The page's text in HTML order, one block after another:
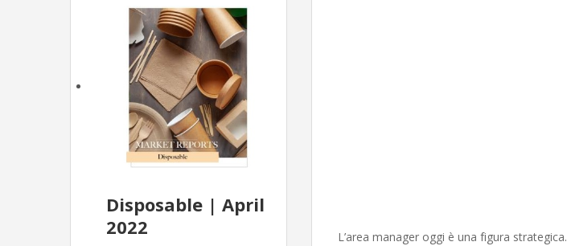
Disposable | April
2022
L’area manager oggi è una figura strategica.